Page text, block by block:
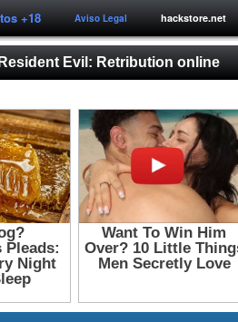
+18 Aviso Legal hackstore.net
Evil: Retribution online